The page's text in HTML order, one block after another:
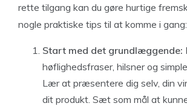
rette tilgang kan du gøre hurtige
nogle praktiske tips til at komme i gang:
Start med det grundlæggende:
høflighedsfraser, hilsner og
Lær at præsentere dig selv, din
dit produkt. Sæt som mål at